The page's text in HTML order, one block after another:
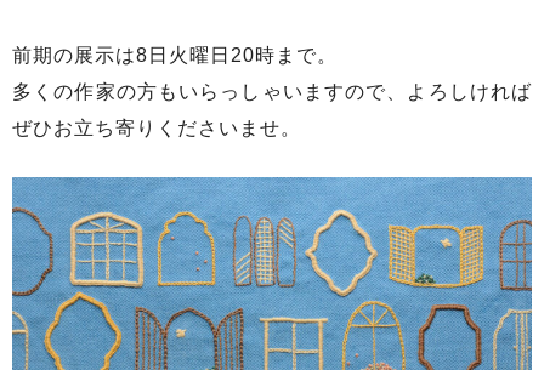
前期の展示は8日火曜日20時まで。
多くの作家の方もいらっしゃいますので、よろしければ
ぜひお立ち寄りくださいませ。